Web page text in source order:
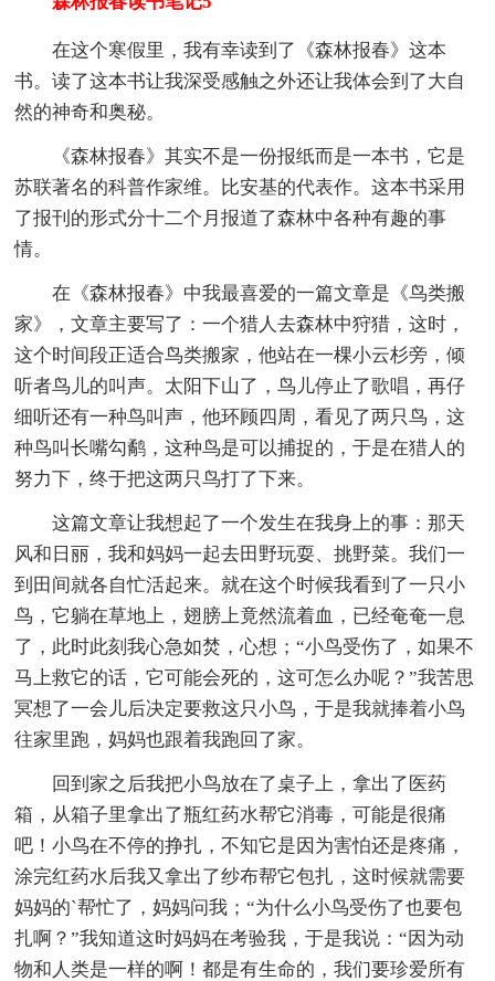
在这个寒假里，我有幸读到了《森林报春》这本
书。读了这本书让我深受感触之外还让我体会到了大自
然的神奇和奥秘。
《森林报春》其实不是一份报纸而是一本书，它是
苏联著名的科普作家维。比安基的代表作。这本书采用
了报刊的形式分十二个月报道了森林中各种有趣的事
情。
在《森林报春》中我最喜爱的一篇文章是《鸟类搬
家》，文章主要写了：一个猎人去森林中狩猎，这时，
这个时间段正适合鸟类搬家，他站在一棵小云杉旁，倾
听者鸟儿的叫声。太阳下山了，鸟儿停止了歌唱，再仔
细听还有一种鸟叫声，他环顾四周，看见了两只鸟，这
种鸟叫长嘴勾鹬，这种鸟是可以捕捉的，于是在猎人的
努力下，终于把这两只鸟打了下来。
这篇文章让我想起了一个发生在我身上的事：那天
风和日丽，我和妈妈一起去田野玩耍、挑野菜。我们一
到田间就各自忙活起来。就在这个时候我看到了一只小
鸟，它躺在草地上，翅膀上竟然流着血，已经奄奄一息
了，此时此刻我心急如焚，心想；“小鸟受伤了，如果不
马上救它的话，它可能会死的，这可怎么办呢？”我苦思
冥想了一会儿后决定要救这只小鸟，于是我就捧着小鸟
往家里跑，妈妈也跟着我跑回了家。
回到家之后我把小鸟放在了桌子上，拿出了医药
箱，从箱子里拿出了瓶红药水帮它消毒，可能是很痛
吧！小鸟在不停的挣扎，不知它是因为害怕还是疼痛，
涂完红药水后我又拿出了纱布帮它包扎，这时候就需要
妈妈的`帮忙了，妈妈问我；“为什么小鸟受伤了也要包
扎啊？”我知道这时妈妈在考验我，于是我说：“因为动
物和人类是一样的啊！都是有生命的，我们要珍爱所有